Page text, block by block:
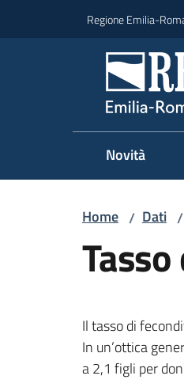
Regione Emilia-
Novità
Home / Dati /
Il tasso di
In un’ottica
a 2,1 figli per